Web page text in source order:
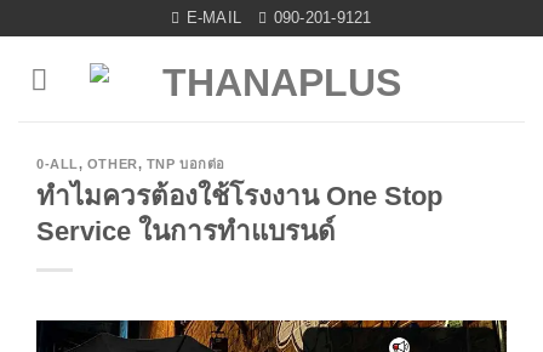
content
E-MAIL 090-201-9121
0-ALL, OTHER, TNP บอกต่อ
ทำไมควรต้องใช้โรงงาน One Stop
Service ในการทำแบรนด์